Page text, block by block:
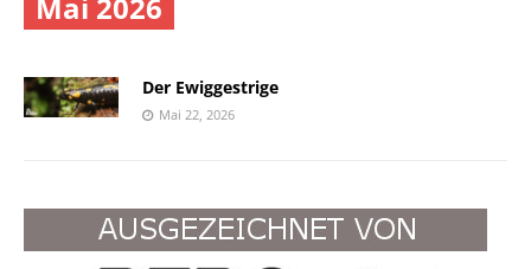
Der Ewiggestrige
Mai 22, 2026